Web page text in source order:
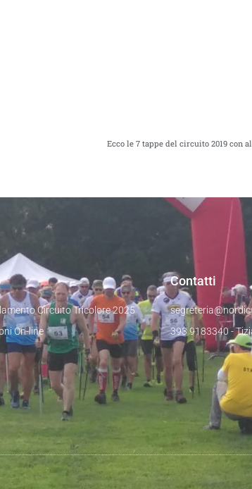
Ecco le 7 tappe del circuito 2019 con
Circuito Tricolore 2025
On-line
Contatti
393 9183340 -